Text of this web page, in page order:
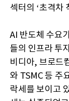
섹터의 ‘초격차
AI 반도체 수요
들의 인프라 투
비디아, 브로드
와 TSMC 등 주
락세를 보이고